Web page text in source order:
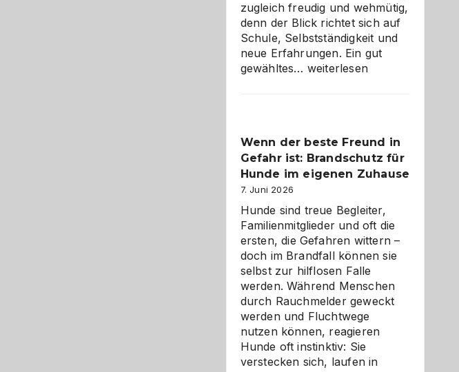
zugleich freudig und wehmütig,
denn der Blick richtet sich auf
Schule, Selbstständigkeit und
neue Erfahrungen. Ein gut
gewähltes… Abschied
und
herzlich
gestalten
weiterlesen
Wenn der beste Freund in
Gefahr ist: Brandschutz für
Hunde im eigenen Zuhause
7. Juni 2026
Hunde sind treue Begleiter,
Familienmitglieder und oft die
ersten, die Gefahren wittern –
doch im Brandfall können sie
selbst zur hilflosen Falle
werden. Während Menschen
durch Rauchmelder geweckt
werden und Fluchtwege
nutzen können, reagieren
Hunde oft instinktiv: Sie
verstecken sich, laufen in